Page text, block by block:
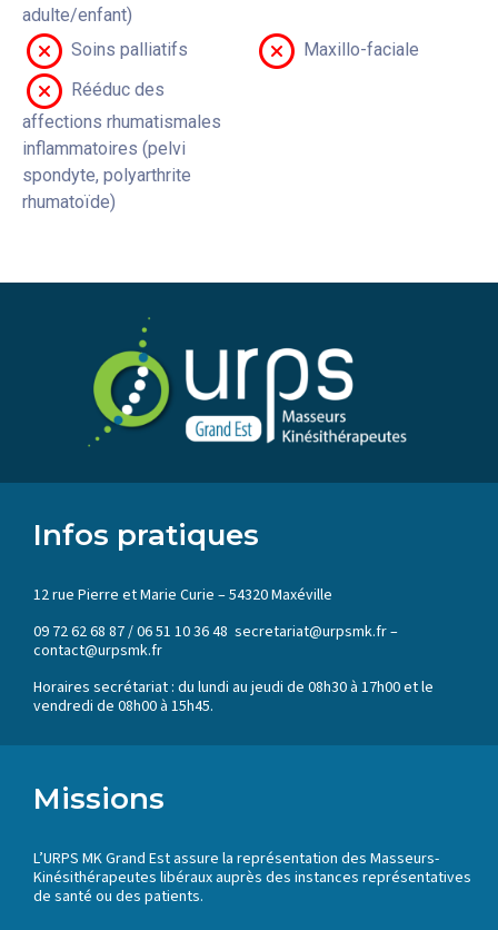
adulte/enfant)
Soins palliatifs
Maxillo-faciale
Rééduc des
affections rhumatismales
inflammatoires (pelvi
spondyte, polyarthrite
rhumatoïde)
Infos pratiques
12 rue Pierre et Marie Curie – 54320 Maxéville
09 72 62 68 87 / 06 51 10 36 48 secretariat@urpsmk.fr –
contact@urpsmk.fr
Horaires secrétariat : du lundi au jeudi de 08h30 à 17h00 et le
vendredi de 08h00 à 15h45.
Missions
L’URPS MK Grand Est assure la représentation des Masseurs-
Kinésithérapeutes libéraux auprès des instances représentatives
de santé ou des patients.